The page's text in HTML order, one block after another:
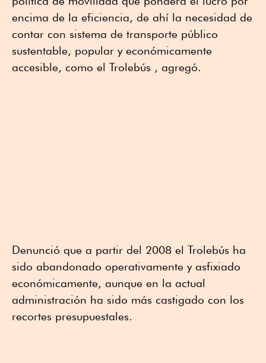
encima de la eficiencia, de ahí la necesidad de
contar con sistema de transporte público
sustentable, popular y económicamente
accesible, como el Trolebús , agregó.
Denunció que a partir del 2008 el Trolebús ha
sido abandonado operativamente y asfixiado
económicamente, aunque en la actual
administración ha sido más castigado con los
recortes presupuestales.